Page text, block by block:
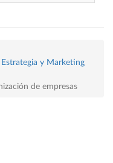
y Marketing
de empresas